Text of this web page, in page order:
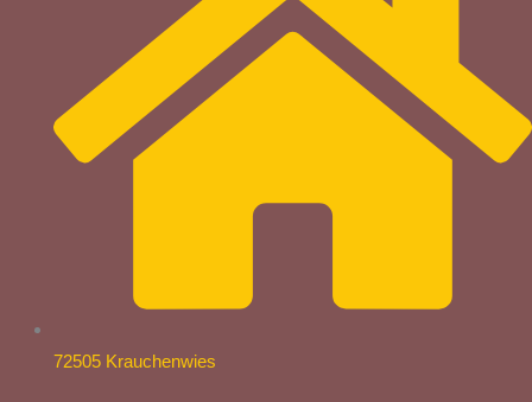
72505 Krauchenwies